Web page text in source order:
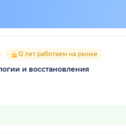
12 лет работаем на рынке
и восстановления